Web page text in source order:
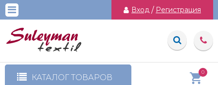
Вход / Регистрация
КАТАЛОГ ТОВАРОВ
0